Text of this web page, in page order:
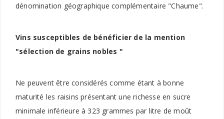
dénomination géographique complémentaire "Chaume".
Vins susceptibles de bénéficier de la mention
"sélection de grains nobles "
Ne peuvent être considérés comme étant à bonne
maturité les raisins présentant une richesse en sucre
minimale inférieure à 323 grammes par litre de moût